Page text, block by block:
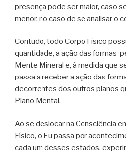
presença pode ser maior, caso
menor, no caso de se analisar o
Contudo, todo Corpo Físico
quantidade, a ação das formas-
Mente Mineral e, à medida que
passa a receber a ação das
decorrentes dos outros planos
Plano Mental.
Ao se deslocar na Consciência
Físico, o Eu passa por
cada um desses estados,